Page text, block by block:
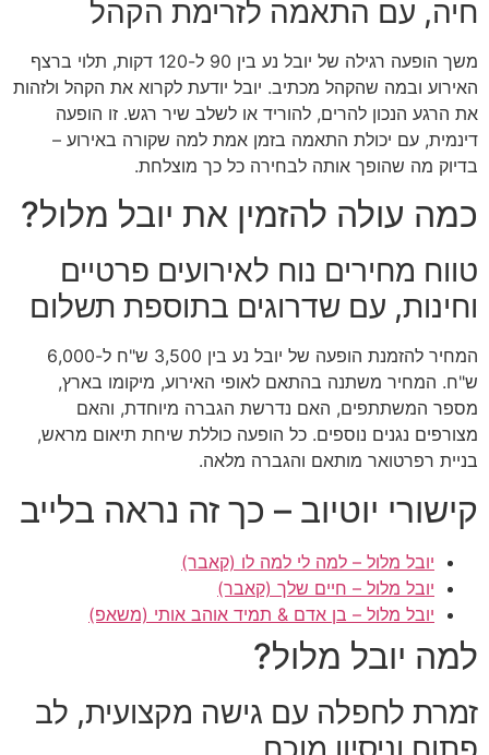
חיה, עם התאמה לזרימת הקהל
משך הופעה רגילה של יובל נע בין 90 ל-120 דקות, תלוי ברצף
האירוע ובמה שהקהל מכתיב. יובל יודעת לקרוא את הקהל ולזהות
את הרגע הנכון להרים, להוריד או לשלב שיר רגש. זו הופעה
דינמית, עם יכולת התאמה בזמן אמת למה שקורה באירוע –
בדיוק מה שהופך אותה לבחירה כל כך מוצלחת.
כמה עולה להזמין את יובל מלול?
טווח מחירים נוח לאירועים פרטיים
וחינות, עם שדרוגים בתוספת תשלום
המחיר להזמנת הופעה של יובל נע בין 3,500 ש"ח ל-6,000
ש"ח. המחיר משתנה בהתאם לאופי האירוע, מיקומו בארץ,
מספר המשתתפים, האם נדרשת הגברה מיוחדת, והאם
מצורפים נגנים נוספים. כל הופעה כוללת שיחת תיאום מראש,
בניית רפרטואר מותאם והגברה מלאה.
קישורי יוטיוב – כך זה נראה בלייב
יובל מלול – למה לי למה לו (קאבר)
יובל מלול – חיים שלך (קאבר)
יובל מלול – בן אדם & תמיד אוהב אותי (משאפ)
למה יובל מלול?
זמרת לחפלה עם גישה מקצועית, לב